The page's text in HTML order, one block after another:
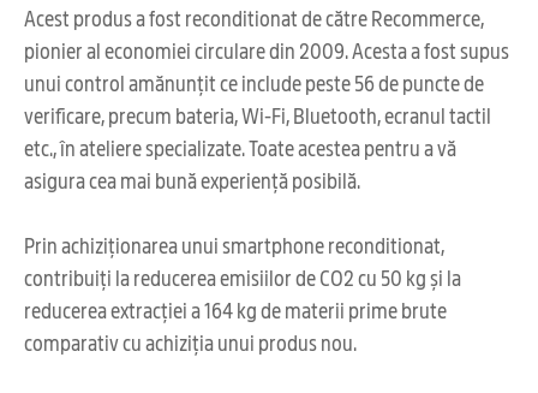
Acest produs a fost reconditionat de către Recommerce,
pionier al economiei circulare din 2009. Acesta a fost supus
unui control amănunțit ce include peste 56 de puncte de
verificare, precum bateria, Wi-Fi, Bluetooth, ecranul tactil
etc., în ateliere specializate. Toate acestea pentru a vă
asigura cea mai bună experiență posibilă.
Prin achiziționarea unui smartphone reconditionat,
contribuiți la reducerea emisiilor de CO2 cu 50 kg și la
reducerea extracției a 164 kg de materii prime brute
comparativ cu achiziția unui produs nou.